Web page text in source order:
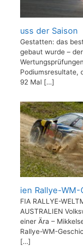
uss der Saison
Gestatten: das
gebaut wurde –
Podiumsresultate,
92 Mal […]
ien Rallye-
FIA RALLYE-
AUSTRALIEN
einer Ära –
Rallye-WM-
[…]